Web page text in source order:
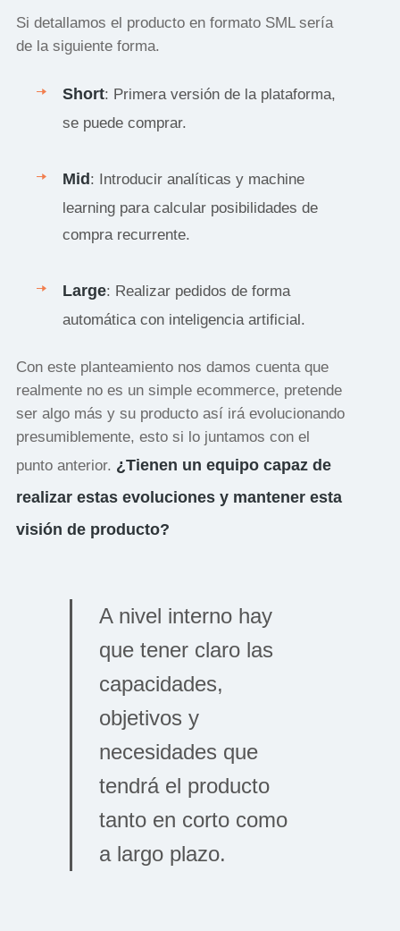
Si detallamos el producto en formato SML sería
de la siguiente forma.
Short: Primera versión de la plataforma,
se puede comprar.
Mid : Introducir analíticas y machine
learning para calcular posibilidades de
compra recurrente.
Large: Realizar pedidos de forma
automática con inteligencia artificial.
Con este planteamiento nos damos cuenta que
realmente no es un simple ecommerce, pretende
ser algo más y su producto así irá evolucionando
presumiblemente, esto si lo juntamos con el
punto anterior. ¿Tienen un equipo capaz de
realizar estas evoluciones y mantener esta
visión de producto?
A nivel interno hay
que tener claro las
capacidades,
objetivos y
necesidades que
tendrá el producto
tanto en corto como
a largo plazo.